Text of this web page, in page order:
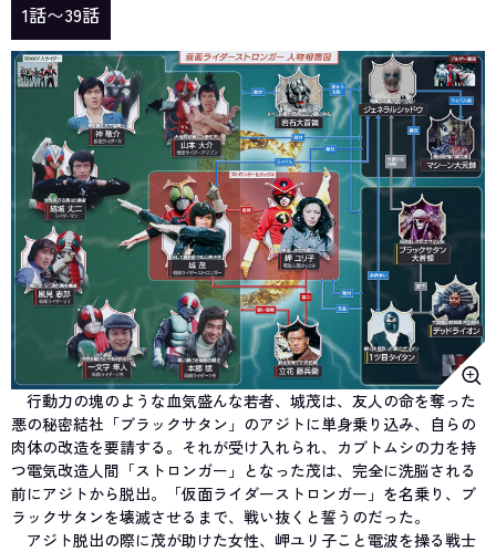
1話〜39話
行動力の塊のような血気盛んな若者、城茂は、友人の命を奪った
悪の秘密結社「ブラックサタン」のアジトに単身乗り込み、自らの
肉体の改造を要請する。それが受け入れられ、カブトムシの力を持
つ電気改造人間「ストロンガー」となった茂は、完全に洗脳される
前にアジトから脱出。「仮面ライダーストロンガー」を名乗り、ブ
ラックサタンを壊滅させるまで、戦い抜くと誓うのだった。
アジト脱出の際に茂が助けた女性、岬ユリ子こと電波を操る戦士